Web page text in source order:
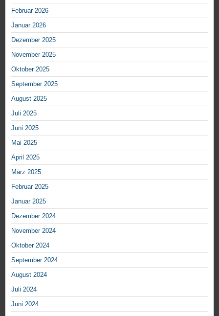
Februar 2026
Januar 2026
Dezember 2025
November 2025
Oktober 2025
September 2025
August 2025
Juli 2025
Juni 2025
Mai 2025
April 2025
März 2025
Februar 2025
Januar 2025
Dezember 2024
November 2024
Oktober 2024
September 2024
August 2024
Juli 2024
Juni 2024